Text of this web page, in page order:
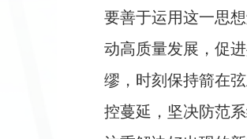
要善于运用这一思
动高质量发展，促
缪，时刻保持箭在
控蔓延，坚决防范